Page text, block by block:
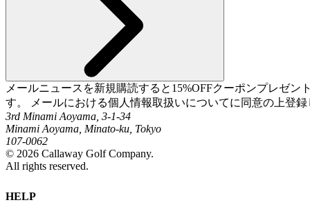
メールニュースを新規購読すると15%OFFクーポンプレゼ
す。 メールにおける個人情報取扱いについてに同意の上登
3rd Minami Aoyama, 3-1-34
Minami Aoyama, Minato-ku, Tokyo
107-0062
© 2026 Callaway Golf Company.
All rights reserved.
HELP